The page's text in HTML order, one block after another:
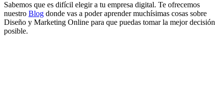
Sabemos que es difícil elegir a tu empresa digital. Te ofrecemos
nuestro Blog donde vas a poder aprender muchísimas cosas sobre
Diseño y Marketing Online para que puedas tomar la mejor decisión
posible.